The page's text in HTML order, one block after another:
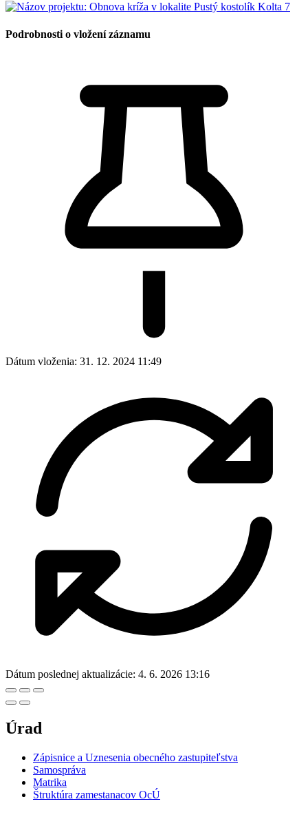
Podrobnosti o vložení záznamu
Dátum vloženia: 31. 12. 2024 11:49
Dátum poslednej aktualizácie: 4. 6. 2026 13:16
Úrad
Zápisnice a Uznesenia obecného zastupiteľstva
Samospráva
Matrika
Štruktúra zamestanacov OcÚ